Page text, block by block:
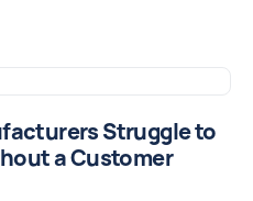
Struggle to
a Customer